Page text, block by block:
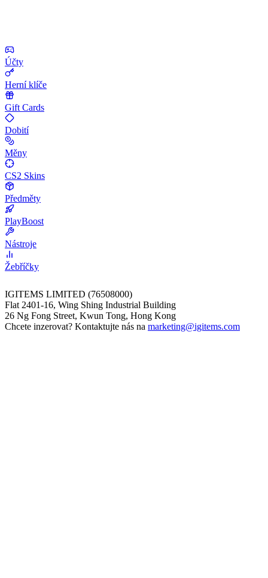
Účty
Herní klíče
Gift Cards
Dobití
Měny
CS2 Skins
Předměty
PlayBoost
Nástroje
Žebříčky
IGITEMS LIMITED (76508000)
Flat 2401-16, Wing Shing Industrial Building
26 Ng Fong Street, Kwun Tong, Hong Kong
Chcete inzerovat? Kontaktujte nás na marketing@igitems.com